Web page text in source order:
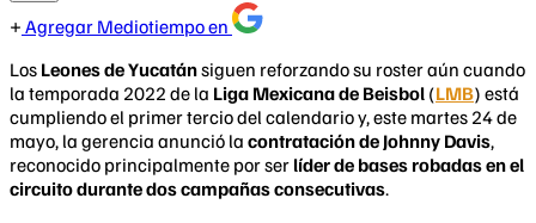
Agregar Mediotiempo en
Los Leones de Yucatánsiguen reforzando su roster aún cuando
la temporada 2022 de la Liga Mexicana de Beisbol (LMB) está
cumpliendo el primer tercio del calendario y, este martes 24 de
mayo, la gerencia anunció la contratación de Johnny Davis,
reconocido principalmente por ser líder de bases robadas en el
circuito durante dos campañas consecutivas.